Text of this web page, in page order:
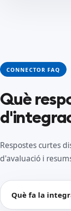
CONNECTOR FAQ
Què
Respostes curtes
d'avaluació i
Què fa la